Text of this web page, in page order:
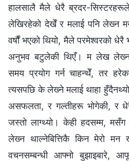
हालसालै मैले धेरै ब्रदर-
लेखिरहेको देखेँ र मलाई पनि लेख्‍न
वर्षौं भएको थियो, मैले परमेश्‍वरको धेरै
अनुभव बटुलेकी थिएँ। म लेख
समय प्रयोग गर्न चाहन्थेँ, तर
त्यसपछि के लेख्‍ने मलाई थाहा
असफलता, र गल्तीहरू भोगेकी, र
जस्तो लाग्थ्यो। केही हदसम्‍म,
लेख्‍न थाल्नेबित्तिकै किन मेरो मन
वचनसम्‍बन्धी आफ्‍नो बुझाइबारे,